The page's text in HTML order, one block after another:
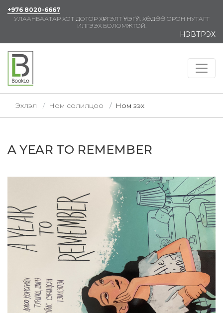
+976 8020-6667
УЛААНБААТАР ХОТ ДОТОР ХҮРГЭЛТ ҮНЭГҮЙ. ХӨДӨӨ ОРОН НУТАГТ
ИЛГЭЭХ БОЛОМЖТОЙ.
НЭВТРЭХ
Эхлэл Ном солилцоо Ном үзэх
A YEAR TO REMEMBER